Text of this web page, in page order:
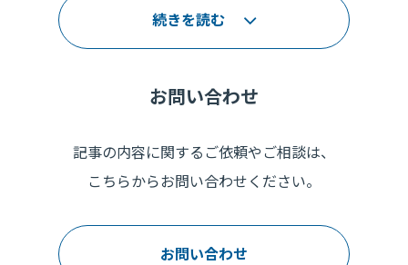
続きを読む
お問い合わせ
記事の内容に関するご依頼やご相談は、
こちらからお問い合わせください。
お問い合わせ